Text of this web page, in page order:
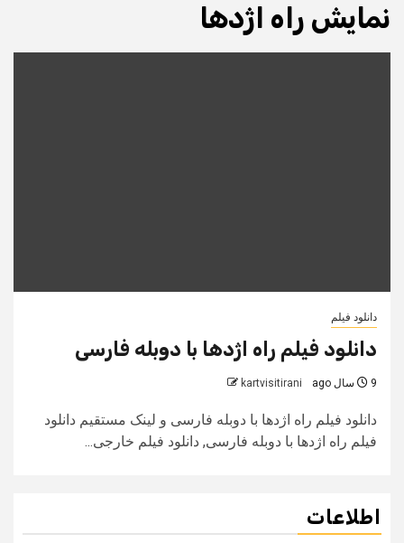
نمایش راه اژدها
دانلود فیلم
دانلود فیلم راه اژدها با دوبله فارسی
9 سال ago kartvisitirani
دانلود فیلم راه اژدها با دوبله فارسی و لینک مستقیم دانلود
فیلم راه اژدها با دوبله فارسی, دانلود فیلم خارجی...
اطلاعات